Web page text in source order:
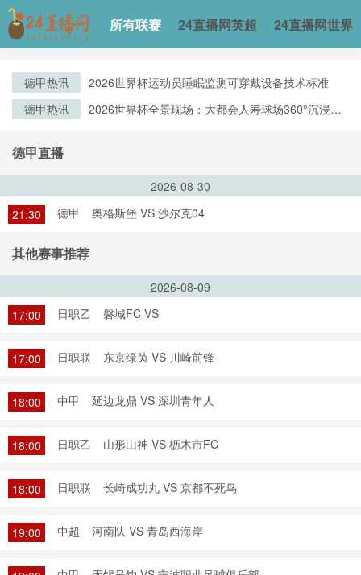
所有联赛 24直播网英超 24直播网世界
德甲热讯
2026世界杯运动员睡眠监测可穿戴设备技术标准
德甲热讯
2026世界杯全景现场：大都会人寿球场360°沉浸观
德甲直播
2026-08-30
21:30
德甲 奥格斯堡 VS 沙尔克04
其他赛事推荐
2026-08-09
17:00
日职乙 磐城FC VS
17:00 日职联 东京绿茵 VS 川崎前锋
18:00 中甲 延边龙鼎 VS 深圳青年人
18:00 日职乙 山形山神 VS 枥木市FC
18:00 日职联 长崎成功丸 VS 京都不死鸟
19:00 中超 河南队 VS 青岛西海岸